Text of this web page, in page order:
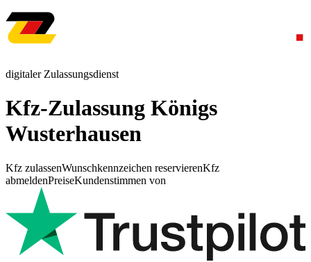
digitaler Zulassungsdienst
Kfz-Zulassung Königs
Wusterhausen
Kfz zulassenWunschkennzeichen reservierenKfz
abmeldenPreiseKundenstimmen von